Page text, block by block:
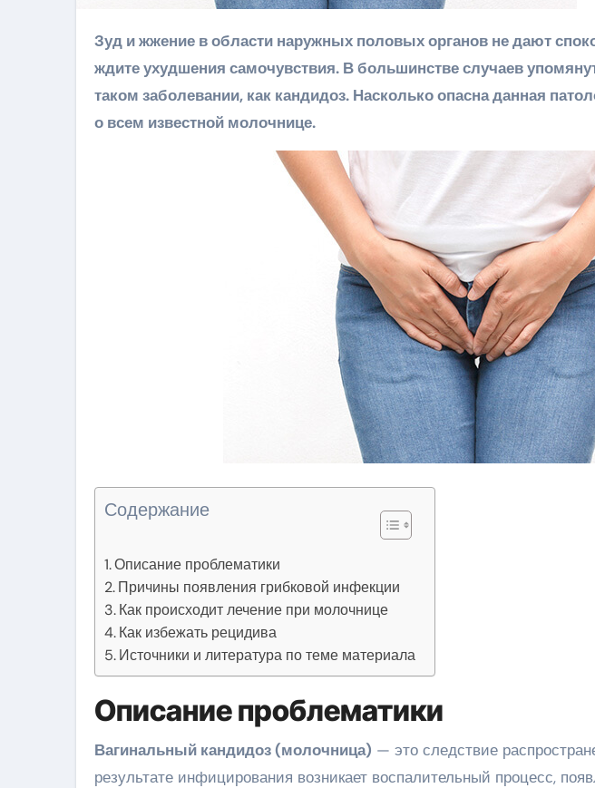
Зуд и жжение в области наружных половых органов не дают спокойно жить? Обратитесь к врачу, не
ждите ухудшения самочувствия. В большинстве случаев
таком заболевании, как кандидоз. Насколько опасна данная
о всем известной молочнице.
Содержание
Описание проблематики
Причины появления грибковой инфекции
Как происходит лечение при молочнице
Как избежать рецидива
Источники и литература по теме материала
Описание проблематики
Вагинальный кандидоз (молочница) — это следствие
результате инфицирования возникает воспалительный процесс,